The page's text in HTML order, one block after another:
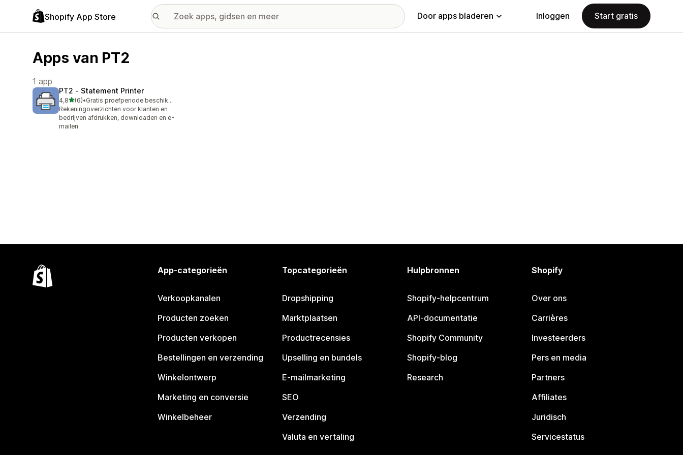
Shopify App Store Door apps bladeren Inloggen Start gratis
Apps van PT2
1 app
PT2 ‑ Statement Printer
4,8van 5 sterren
(6)
6 recensies in totaal
•
Gratis proefperiode beschikbaar
Rekeningoverzichten voor klanten en
bedrijven afdrukken, downloaden en e-
mailen
App-categorieën
Verkoopkanalen
Producten zoeken
Producten verkopen
Bestellingen en verzending
Winkelontwerp
Marketing en conversie
Winkelbeheer
Topcategorieën
Dropshipping
Marktplaatsen
Productrecensies
Upselling en bundels
E-mailmarketing
SEO
Verzending
Valuta en vertaling
Hulpbronnen
Shopify-helpcentrum
API-documentatie
Shopify Community
Shopify-blog
Research
Shopify
Over ons
Carrières
Investeerders
Pers en media
Partners
Affiliates
Juridisch
Servicestatus